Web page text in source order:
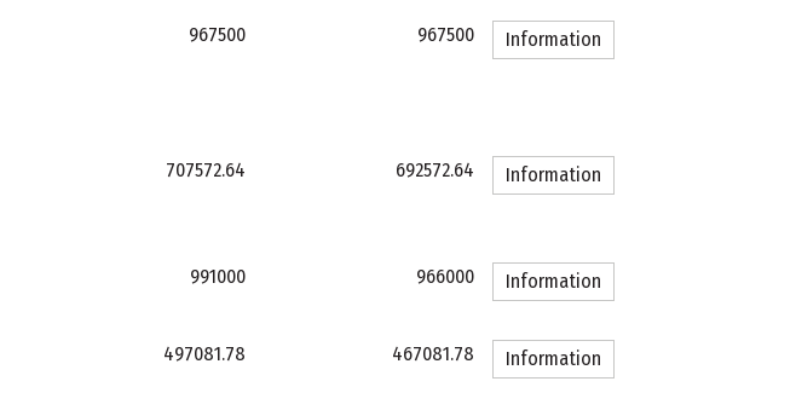
967500 967500 Information
707572.64 692572.64 Information
991000 966000 Information
497081.78 467081.78 Information